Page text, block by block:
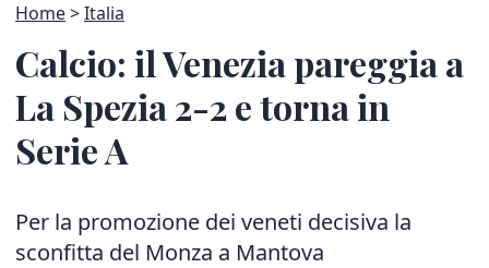
Home Italia
Calcio: il Venezia pareggia a
La Spezia 2-2 e torna in
Serie A
Per la promozione dei veneti decisiva la
sconfitta del Monza a Mantova